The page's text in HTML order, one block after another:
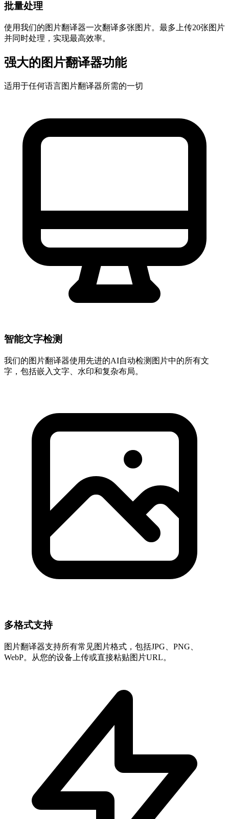
批量处理
使用我们的图片翻译器一次翻译多张图片。最多上传20张图片
并同时处理，实现最高效率。
强大的图片翻译器功能
适用于任何语言图片翻译器所需的一切
智能文字检测
我们的图片翻译器使用先进的AI自动检测图片中的所有文
字，包括嵌入文字、水印和复杂布局。
多格式支持
图片翻译器支持所有常见图片格式，包括JPG、PNG、
WebP。从您的设备上传或直接粘贴图片URL。